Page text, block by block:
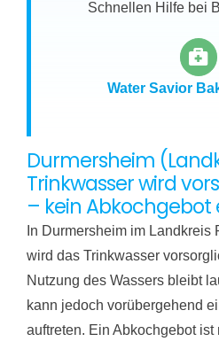
Schnellen Hilfe bei
Water Savior
Durmersheim
Trinkwasser wird
– kein Abkochgebot
In Durmersheim im Landkreis
wird das Trinkwasser
Nutzung des Wassers bleibt
kann jedoch vorübergehend
auftreten. Ein Abkochgebot